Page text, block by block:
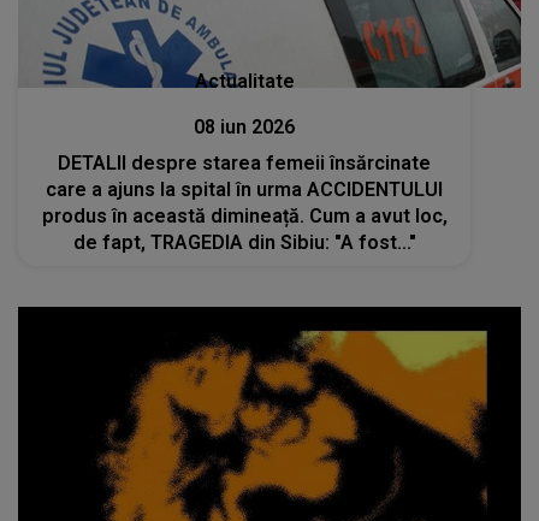
Actualitate
08 iun 2026
DETALII despre starea femeii însărcinate
care a ajuns la spital în urma ACCIDENTULUI
produs în această dimineață. Cum a avut loc,
de fapt, TRAGEDIA din Sibiu: "A fost..."